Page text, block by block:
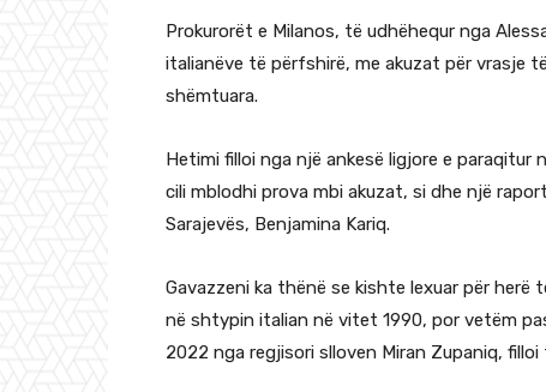
Prokurorët e Milanos, të udhëhequr nga
italianëve të përfshirë, me akuzat për vrasje
shëmtuara.
Hetimi filloi nga një ankesë ligjore e paraqitur
cili mblodhi prova mbi akuzat, si dhe një
Sarajevës, Benjamina Kariq.
Gavazzeni ka thënë se kishte lexuar për
në shtypin italian në vitet 1990, por vetëm
2022 nga regjisori slloven Miran Zupaniq,